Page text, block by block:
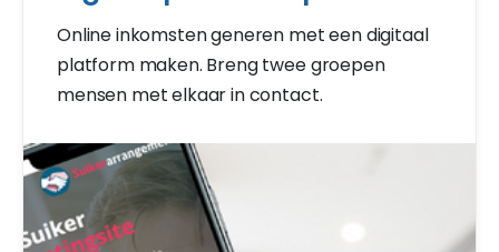
Online inkomsten generen met een digitaal
platform maken. Breng twee groepen
mensen met elkaar in contact.